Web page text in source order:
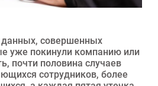
данных, совершенных
уже покинули компанию или
почти половина случаев
сотрудников, более